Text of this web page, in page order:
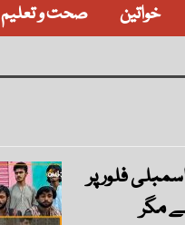
صحت و تعلیم خواتین
فلور پر